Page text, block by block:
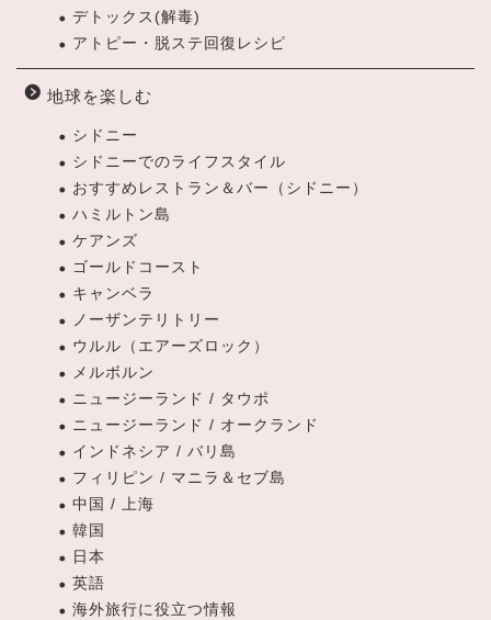
デトックス(解毒)
アトピー・脱ステ回復レシピ
地球を楽しむ
シドニー
シドニーでのライフスタイル
おすすめレストラン＆バー（シドニー）
ハミルトン島
ケアンズ
ゴールドコースト
キャンベラ
ノーザンテリトリー
ウルル（エアーズロック）
メルボルン
ニュージーランド / タウポ
ニュージーランド / オークランド
インドネシア / バリ島
フィリピン / マニラ＆セブ島
中国 / 上海
韓国
日本
英語
海外旅行に役立つ情報